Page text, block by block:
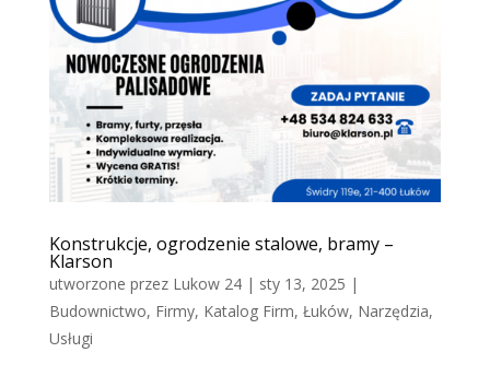
Konstrukcje, ogrodzenie stalowe, bramy –
Klarson
utworzone przez Lukow 24| sty 13, 2025 |
Budownictwo, Firmy, Katalog Firm, Łuków, Narzędzia,
Usługi